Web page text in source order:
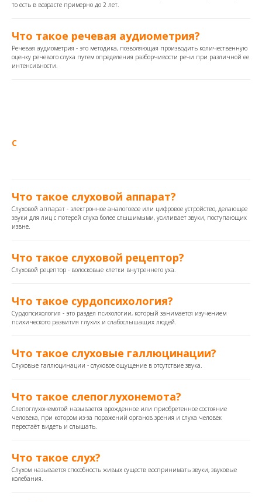
то есть в возрасте примерно до 2 лет.
Что такое речевая аудиометрия?
Речевая аудиометрия - это методика, позволяющая производить количественную
оценку речевого слуха путем определения разборчивости речи при различной ее
интенсивности.
С
Что такое слуховой аппарат?
Слуховой аппарат - электронное аналоговое или цифровое устройство, делающее
звуки для лиц с потерей слуха более слышимыми, усиливает звуки, поступающих
извне.
Что такое слуховой рецептор?
Слуховой рецептор - волосковые клетки внутреннего уха.
Что такое сурдопсихология?
Сурдопсихология - это раздел психологии, который занимается изучением
психического развития глухих и слабослышащих людей.
Что такое слуховые галлюцинации?
Слуховые галлюцинации - слуховое ощущение в отсутствие звука.
Что такое слепоглухонемота?
Слепоглухонемотой называется врожденное или приобретенное состояние
человека, при котором из-за поражений органов зрения и слуха человек
перестаёт видеть и слышать.
Что такое слух?
Слухом называется способность живых существ воспринимать звуки, звуковые
колебания.